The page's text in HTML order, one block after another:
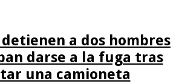
a dos hombres
darse a la fuga tras
una camioneta